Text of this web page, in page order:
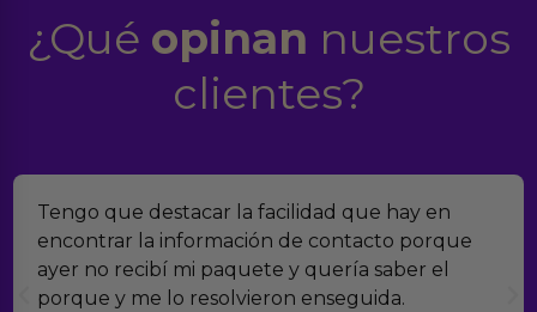
¿Qué opinan nuestros
clientes?
destacar la facilidad que hay en
la información de contacto porque
mi paquete y quería saber el
me lo resolvieron enseguida.
verdad